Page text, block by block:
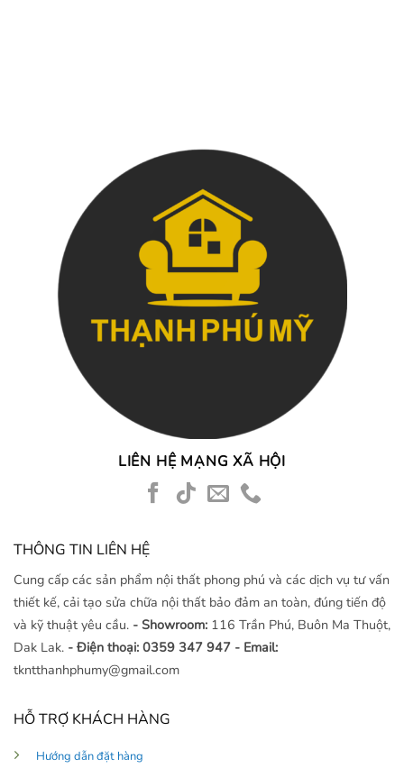
LIÊN HỆ MẠNG XÃ HỘI
THÔNG TIN LIÊN HỆ
Cung cấp các sản phẩm nội thất phong phú và các dịch vụ tư vấn
thiết kế, cải tạo sửa chữa nội thất bảo đảm an toàn, đúng tiến độ
và kỹ thuật yêu cầu. - Showroom: 116 Trần Phú, Buôn Ma Thuột,
Dak Lak. - Điện thoại: 0359 347 947 - Email:
tkntthanhphumy@gmail.com
HỖ TRỢ KHÁCH HÀNG
Hướng dẫn đặt hàng